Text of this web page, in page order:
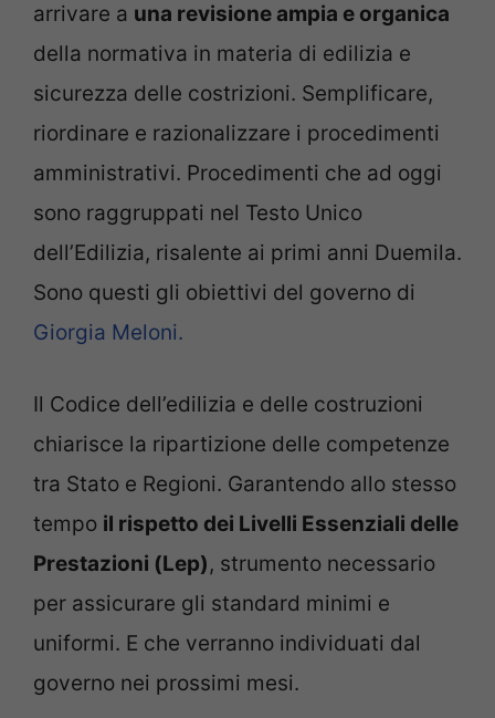
arrivare a una revisione ampia e organica
della normativa in materia di edilizia e
sicurezza delle costrizioni. Semplificare,
riordinare e razionalizzare i procedimenti
amministrativi. Procedimenti che ad oggi
sono raggruppati nel Testo Unico
dell’Edilizia, risalente ai primi anni Duemila.
Sono questi gli obiettivi del governo di
Giorgia Meloni.
Il Codice dell’edilizia e delle costruzioni
chiarisce la ripartizione delle competenze
tra Stato e Regioni. Garantendo allo stesso
tempo il rispetto dei Livelli Essenziali delle
Prestazioni (Lep), strumento necessario
per assicurare gli standard minimi e
uniformi. E che verranno individuati dal
governo nei prossimi mesi.